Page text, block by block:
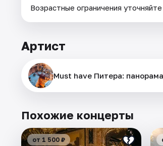
Возрастные ограничения
Артист
Must have Питера:
Похожие концерты
от 1 500 ₽